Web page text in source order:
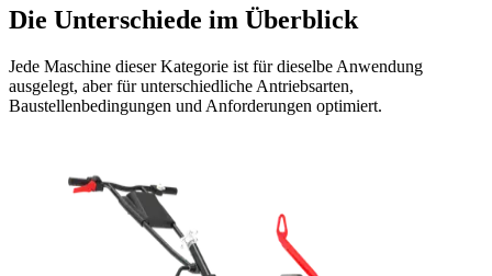
Die Unterschiede im Überblick
Jede Maschine dieser Kategorie ist für dieselbe Anwendung
ausgelegt, aber für unterschiedliche Antriebsarten,
Baustellenbedingungen und Anforderungen optimiert.